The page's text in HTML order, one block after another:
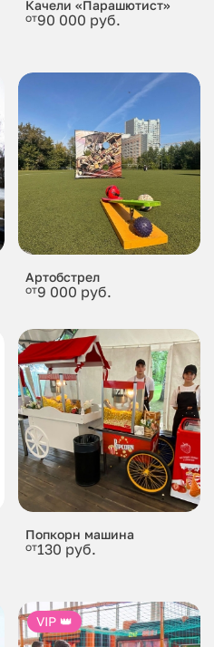
Качели «Парашютист»
от90 000 руб.
Артобстрел
от9 000 руб.
Попкорн машина
от130 руб.
VIP 👑